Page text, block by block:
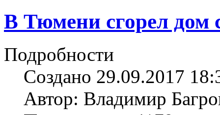
В Тюмени сгорел дом
Подробности
Создано 29.09.2017
Автор: Владимир